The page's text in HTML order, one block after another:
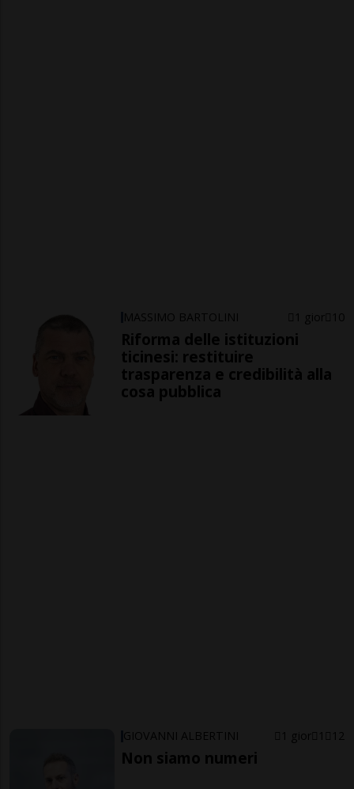
MASSIMO BARTOLINI 1 gior 10
Riforma delle istituzioni
ticinesi: restituire
trasparenza e credibilità alla
cosa pubblica
GIOVANNI ALBERTINI 1 gior 1 12
Non siamo numeri